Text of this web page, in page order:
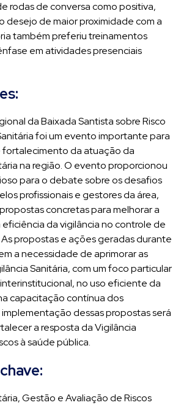
rodas de conversa como positiva,
desejo de maior proximidade com a
também preferiu treinamentos
em atividades presenciais
da Baixada Santista sobre Risco
foi um evento importante para
da atuação da
na região. O evento proporcionou
para o debate sobre os desafios
profissionais e gestores da área,
concretas para melhorar a
da vigilância no controle de
As propostas e ações geradas durante
a necessidade de aprimorar as
Sanitária, com um foco particular
no uso eficiente da
capacitação contínua dos
implementação dessas propostas será
a resposta da Vigilância
à saúde pública.
Gestão e Avaliação de Riscos